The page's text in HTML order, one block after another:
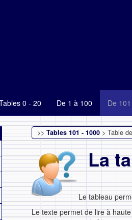
0 - 20 De 1 à 100 De
>> Tables 101 - 1000 > Table
La
Le tableau
Le texte permet de lire à